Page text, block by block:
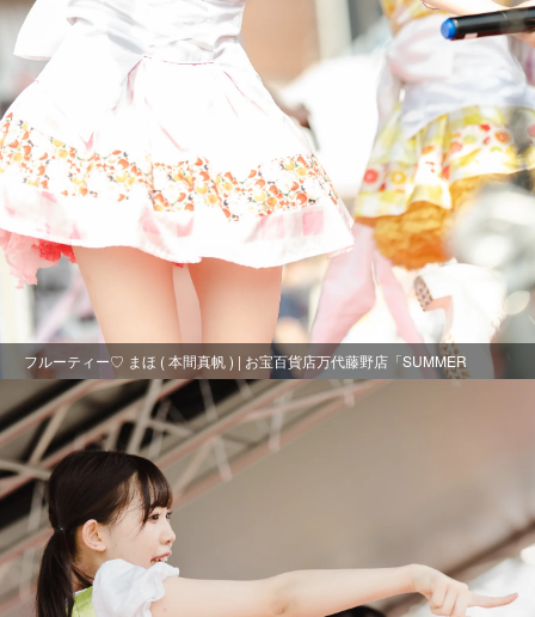
フルーティー♡ まほ ( 本間真帆 ) | お宝百貨店万代藤野店「SUMMER
FESTIVAL 2021」1日目